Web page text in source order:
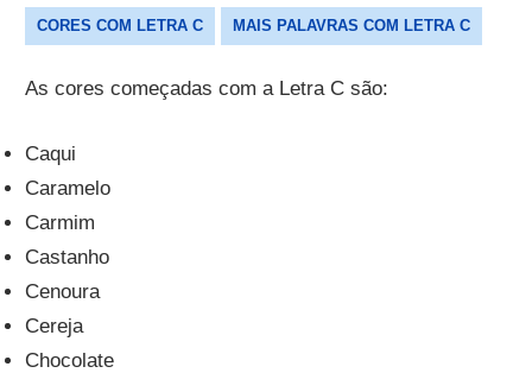
CORES COM LETRA C MAIS PALAVRAS COM LETRA C
As cores começadas com a Letra C são:
Caqui
Caramelo
Carmim
Castanho
Cenoura
Cereja
Chocolate